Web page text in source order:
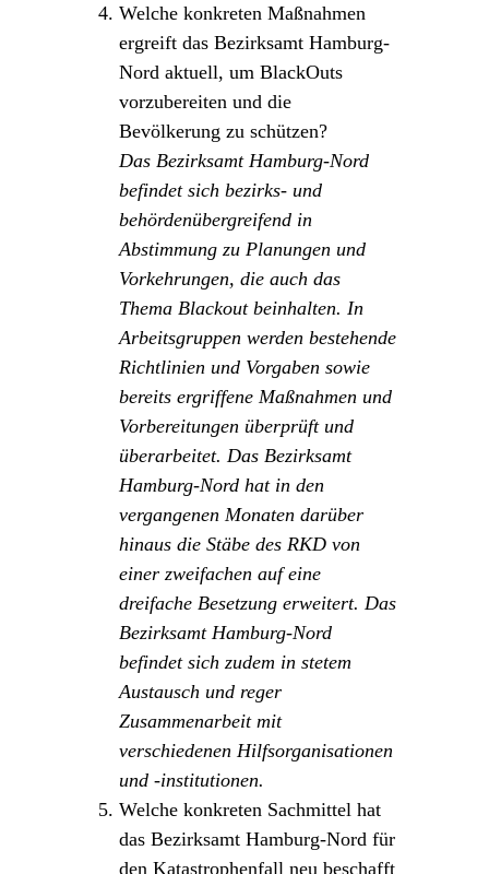
Welche konkreten Maßnahmen
ergreift das Bezirksamt Hamburg-
Nord aktuell, um BlackOuts
vorzubereiten und die
Bevölkerung zu schützen?
Das Bezirksamt Hamburg-Nord
befindet sich bezirks- und
behördenübergreifend in
Abstimmung zu Planungen und
Vorkehrungen, die auch das
Thema Blackout beinhalten. In
Arbeitsgruppen werden bestehende
Richtlinien und Vorgaben sowie
bereits ergriffene Maßnahmen und
Vorbereitungen überprüft und
überarbeitet. Das Bezirksamt
Hamburg-Nord hat in den
vergangenen Monaten darüber
hinaus die Stäbe des RKD von
einer zweifachen auf eine
dreifache Besetzung erweitert. Das
Bezirksamt Hamburg-Nord
befindet sich zudem in stetem
Austausch und reger
Zusammenarbeit mit
verschiedenen Hilfsorganisationen
und -institutionen.
Welche konkreten Sachmittel hat
das Bezirksamt Hamburg-Nord für
den Katastrophenfall neu beschafft